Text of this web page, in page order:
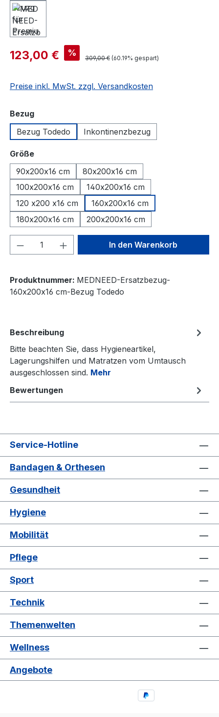
123,00 € %
309,00 € (60.19% gespart)
Preise inkl. MwSt. zzgl. Versandkosten
Bezugauswählen
Bezug Todedo
Inkontinenzbezug
Größeauswählen
90x200x16 cm
80x200x16 cm
100x200x16 cm
140x200x16 cm
120 x200 x16 cm
160x200x16 cm
180x200x16 cm
200x200x16 cm
Produkt Anzahl: Gib denIn den Warenkorb
Produktnummer: MEDNEED-Ersatzbezug-
160x200x16 cm-Bezug Todedo
Beschreibung
Bitte beachten Sie, dass Hygieneartikel,
Lagerungshilfen und Matratzen vom Umtausch
ausgeschlossen sind. Mehr
Bewertungen
Service-Hotline
Bandagen & Orthesen
Gesundheit
Hygiene
Mobilität
Pflege
Sport
Technik
Themenwelten
Wellness
Angebote